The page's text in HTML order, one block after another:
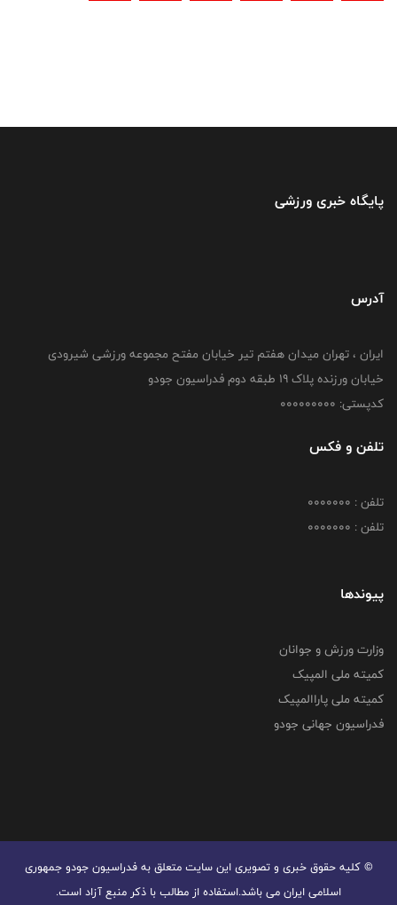
پایگاه خبری ورزشی
آدرس
ایران ، تهران میدان هفتم تیر خیابان مفتح مجموعه ورزشی شیرودی
خیابان ورزنده پلاک ۱۹ طبقه دوم فدراسیون جودو
کدپستی: 000000000
تلفن و فکس
تلفن : 0000000
تلفن : 0000000
پیوندها
وزارت ورزش و جوانان
کمیته ملی المپیک
کمیته ملی پاراالمپیک
فدراسیون جهانی جودو
© کليه حقوق خبری و تصويری اين سايت متعلق به فدراسیون جودو جمهوری
اسلامی ایران می باشد.استفاده از مطالب با ذكر منبع آزاد است.